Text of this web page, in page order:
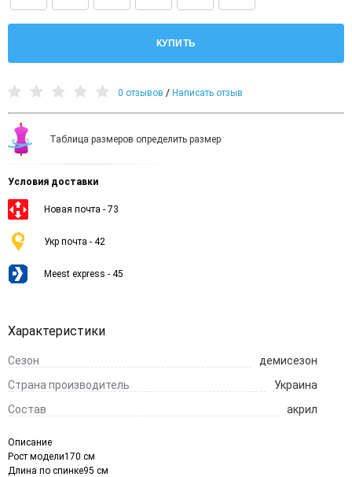
КУПИТЬ
0 отзывов / Написать отзыв
Таблица размеров определить размер
Условия доставки
Новая почта - 73
Укр почта - 42
Meest express - 45
Характеристики
Сезон
демисезон
Страна производитель
Украина
Состав
акрил
Описание
Рост модели170 см
Длина по спинке95 см